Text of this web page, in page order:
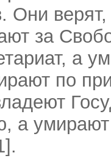
верят,
за
а
по
а